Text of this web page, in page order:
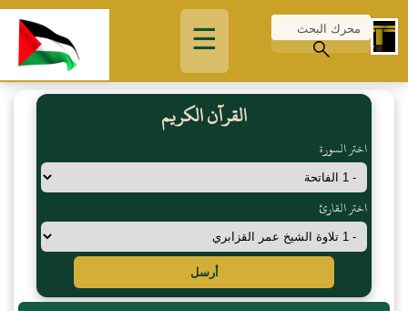
☰
القرآن الكريم
اختر السورة
اختر القارئ
أرسل